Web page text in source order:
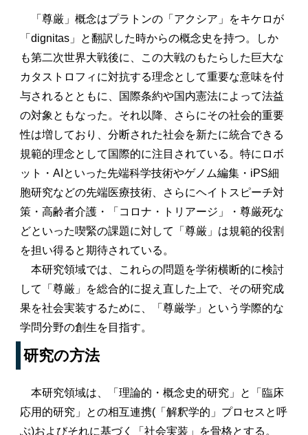
「尊厳」概念はプラトンの「アクシア」をキケロが
「dignitas」と翻訳した時からの概念史を持つ。しか
も第二次世界大戦後に、この大戦のもたらした巨大な
カタストロフィに対抗する理念として重要な意味を付
与されるとともに、国際条約や国内憲法によって法益
の対象ともなった。それ以降、さらにその社会的重要
性は増しており、分断された社会を新たに統合できる
規範的理念として国際的に注目されている。特にロボ
ット・AIといった先端科学技術やゲノム編集・iPS細
胞研究などの先端医療技術、さらにヘイトスピーチ対
策・高齢者介護・「コロナ・トリアージ」・尊厳死な
どといった喫緊の課題に対して「尊厳」は規範的役割
を担い得ると期待されている。
本研究領域では、これらの問題を学術横断的に検討
して「尊厳」を総合的に捉え直した上で、その研究成
果を社会実装するために、「尊厳学」という学際的な
学問分野の創生を目指す。
研究の方法
本研究領域は、「理論的・概念史的研究」と「臨床
応用的研究」との相互連携(「解釈学的」プロセスと呼
ぶ)およびそれに基づく「社会実装」を骨格とする。